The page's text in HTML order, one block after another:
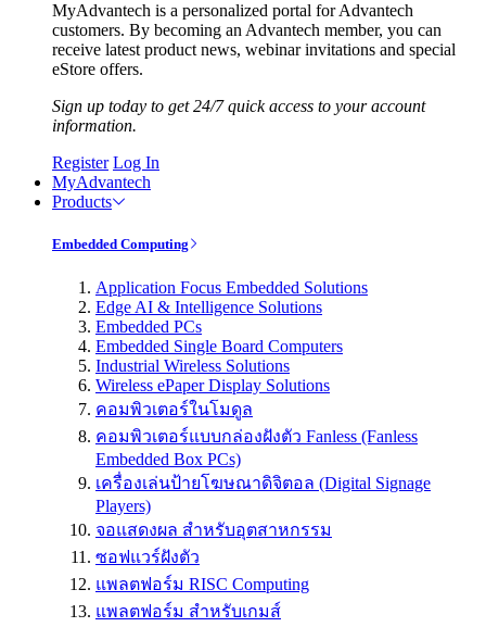
MyAdvantech is a personalized portal for Advantech
customers. By becoming an Advantech member, you can
receive latest product news, webinar invitations and special
eStore offers.
Sign up today to get 24/7 quick access to your account
information.
Register Log In
MyAdvantech
Products
Embedded Computing
Application Focus Embedded Solutions
Edge AI & Intelligence Solutions
Embedded PCs
Embedded Single Board Computers
Industrial Wireless Solutions
Wireless ePaper Display Solutions
คอมพิวเตอร์ในโมดูล
คอมพิวเตอร์แบบกล่องฝังตัว Fanless (Fanless
Embedded Box PCs)
เครื่องเล่นป้ายโฆษณาดิจิตอล (Digital Signage
Players)
จอแสดงผล สำหรับอุตสาหกรรม
ซอฟแวร์ฝังตัว
แพลตฟอร์ม RISC Computing
แพลตฟอร์ม สำหรับเกมส์